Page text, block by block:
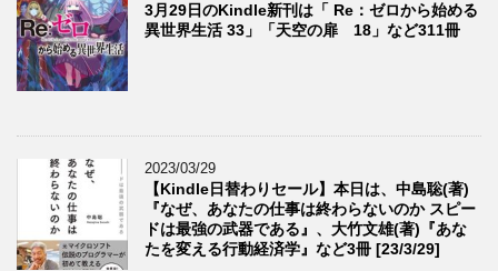
3月29日のKindle新刊は「 Re：ゼロから始める
異世界生活 33」「天空の扉 18」など311冊
2023/03/29
【Kindle日替わりセール】本日は、中島聡(著)
『なぜ、あなたの仕事は終わらないのか スピー
ドは最強の武器である』、大竹文雄(著)『あな
たを変える行動経済学』など3冊 [23/3/29]